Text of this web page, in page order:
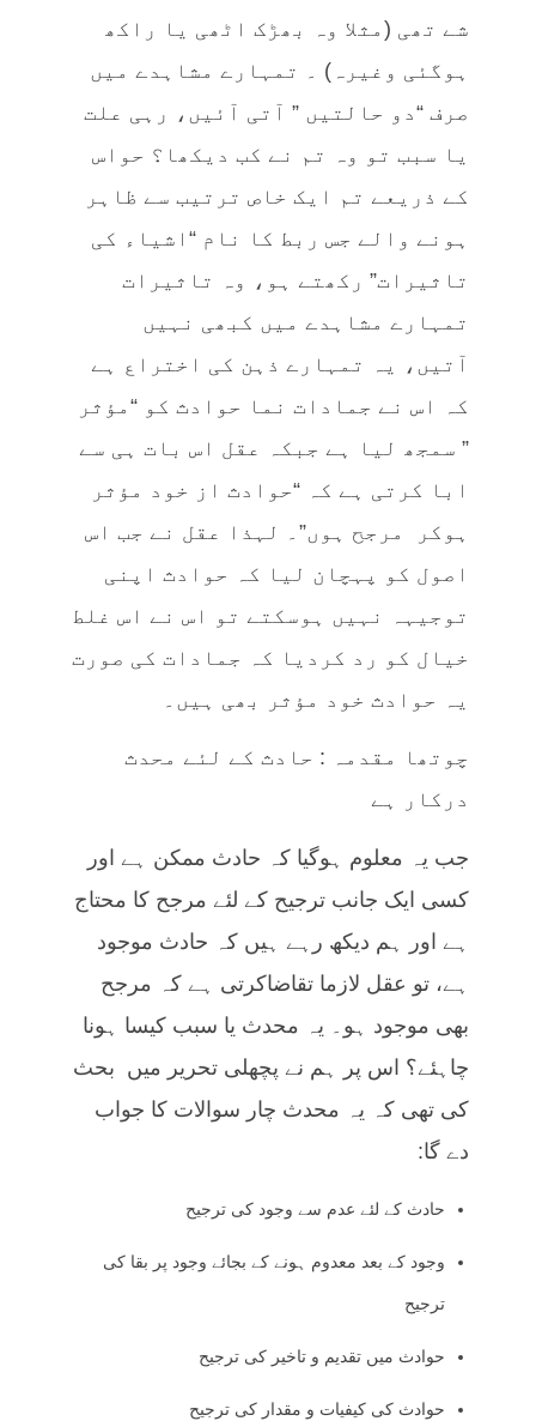
شے تھی (مثلا وہ بھڑک اٹھی یا راکھ
ہوگئی وغیرہ) ۔ تمہارے مشاہدے میں
صرف “دو حالتیں ” آتی آئیں، رہی علت
یا سبب تو وہ تم نے کب دیکھا؟ حواس
کے ذریعے تم ایک خاص ترتیب سے ظاہر
ہونے والے جس ربط کا نام “اشیاء کی
تاثیرات” رکھتے ہو، وہ تاثیرات
تمہارے مشاہدے میں کبھی نہیں
آتیں، یہ تمہارے ذہن کی اختراع ہے
کہ اس نے جمادات نما حوادث کو “مؤثر
” سمجھ لیا ہے جبکہ عقل اس بات ہی سے
ابا کرتی ہے کہ “حوادث از خود مؤثر
ہوکر مرجح ہوں”۔ لہذا عقل نے جب اس
اصول کو پہچان لیا کہ حوادث اپنی
توجیہہ نہیں ہوسکتے تو اس نے اس غلط
خیال کو رد کردیا کہ جمادات کی صورت
یہ حوادث خود مؤثر بھی ہیں۔
چوتھا مقدمہ : حادث کے لئے محدث
درکار ہے
جب یہ معلوم ہوگیا کہ حادث ممکن ہے اور
کسی ایک جانب ترجیح کے لئے مرجح کا محتاج
ہے اور ہم دیکھ رہے ہیں کہ حادث موجود
ہے، تو عقل لازما تقاضاکرتی ہے کہ مرجح
بھی موجود ہو۔ یہ محدث یا سبب کیسا ہونا
چاہئے؟ اس پر ہم نے پچھلی تحریر میں بحث
کی تھی کہ یہ محدث چار سوالات کا جواب
دے گا:
حادث کے لئے عدم سے وجود کی ترجیح
وجود کے بعد معدوم ہونے کے بجائے وجود پر بقا کی
ترجیح
حوادث میں تقدیم و تاخیر کی ترجیح
حوادث کی کیفیات و مقدار کی ترجیح